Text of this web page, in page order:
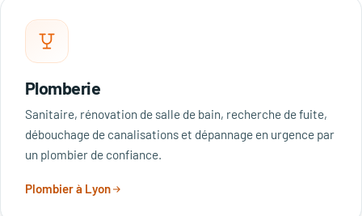
Plomberie
Sanitaire, rénovation de salle de bain, recherche de fuite,
débouchage de canalisations et dépannage en urgence par
un plombier de confiance.
Plombier à Lyon